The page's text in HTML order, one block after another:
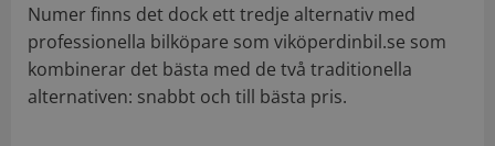
Numer finns det dock ett tredje alternativ med
professionella bilköpare som viköperdinbil.se som
kombinerar det bästa med de två traditionella
alternativen: snabbt och till bästa pris.